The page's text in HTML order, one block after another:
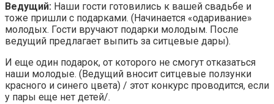
Ведущий: Наши гости готовились к вашей свадьбе и
тоже пришли с подарками. (Начинается «одаривание»
молодых. Гости вручают подарки молодым. После
ведущий предлагает выпить за ситцевые дары).
И еще один подарок, от которого не смогут отказаться
наши молодые. (Ведущий вносит ситцевые ползунки
красного и синего цвета) / этот конкурс проводится, если
у пары еще нет детей/.